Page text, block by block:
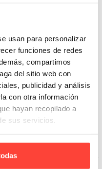
usan para personalizar
funciones de redes
compartimos
del sitio web con
publicidad y análisis
con otra información
hayan recopilado a
sus servicios.
11x9x6 cm
Cesta